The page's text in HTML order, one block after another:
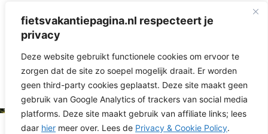
fietsvakantiepagina.nl respecteert je
privacy
Deze website gebruikt functionele cookies om ervoor te
zorgen dat de site zo soepel mogelijk draait. Er worden
geen third-party cookies geplaatst. Deze site maakt geen
gebruik van Google Analytics of trackers van social media
platforms. Deze site maakt gebruik van affiliate links; lees
daar hier meer over. Lees de Privacy & Cookie Policy.
De Europese fietsvakanties van ANWB Reizen
Fietsen in Frankrijk: drie regio’s die ideaal zijn
Fietsvakantie zonder te verkassen: 3 topregio’s
voor dagtochten vanuit je huisje
© 2026 Fietsvakantiepagina.nl | RNG Media | KVK